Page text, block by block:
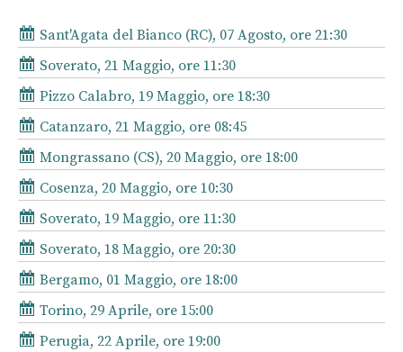
Sant'Agata del Bianco (RC), 07 Agosto, ore 21:30
Soverato, 21 Maggio, ore 11:30
Pizzo Calabro, 19 Maggio, ore 18:30
Catanzaro, 21 Maggio, ore 08:45
Mongrassano (CS), 20 Maggio, ore 18:00
Cosenza, 20 Maggio, ore 10:30
Soverato, 19 Maggio, ore 11:30
Soverato, 18 Maggio, ore 20:30
Bergamo, 01 Maggio, ore 18:00
Torino, 29 Aprile, ore 15:00
Perugia, 22 Aprile, ore 19:00